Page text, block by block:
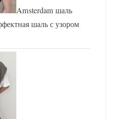
Amsterdam шаль
шаль с узором